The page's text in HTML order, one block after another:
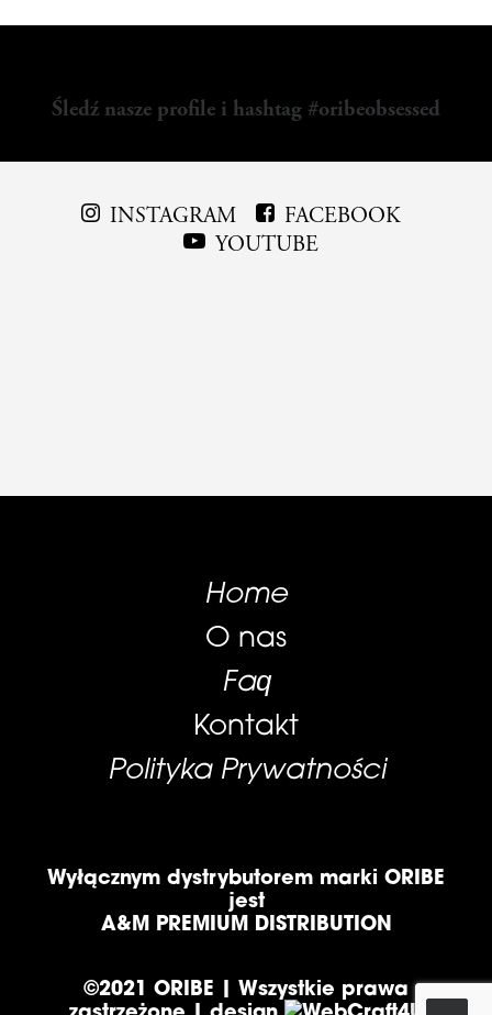
Śledź nasze profile i hashtag #oribeobsessed
INSTAGRAM
FACEBOOK
YOUTUBE
Home
O nas
Faq
Kontakt
Polityka Prywatności
©2021 ORIBE | Wszystkie prawa
Wyłącznym dystrybutorem marki ORIBE
jest
A&M PREMIUM DISTRIBUTION